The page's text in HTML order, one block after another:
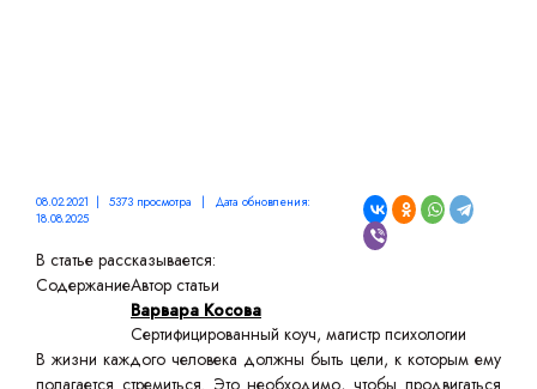
08.02.2021 | 5373 просмотра | Дата обновления:
18.08.2025
В статье рассказывается:
СодержаниеАвтор статьи
Варвара Косова
Сертифицированный коуч, магистр психологии
В жизни каждого человека должны быть цели, к которым ему
полагается стремиться. Это необходимо, чтобы продвигаться